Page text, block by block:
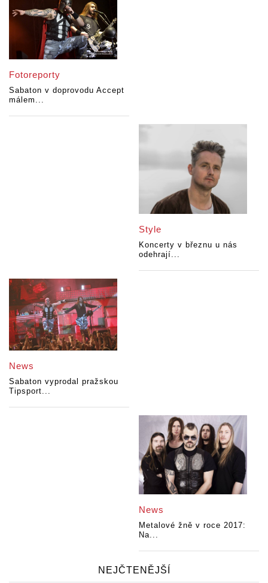
Fotoreporty
Sabaton v doprovodu Accept
málem...
Style
Koncerty v březnu u nás
odehrají...
News
Sabaton vyprodal pražskou
Tipsport...
News
Metalové žně v roce 2017:
Na...
NEJČTENĚJŠÍ